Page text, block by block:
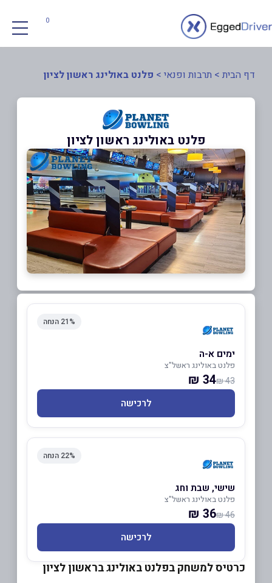
0
דף הבית > תרבות ופנאי > פלנט באולינג ראשון לציון
פלנט באולינג ראשון לציון
21% הנחה
ימים א-ה
פלנט באולינג ראשל"צ
43 ₪
34 ₪
לרכישה
22% הנחה
שישי, שבת וחג
פלנט באולינג ראשל"צ
46 ₪
36 ₪
לרכישה
כרטיס למשחק בפלנט באולינג בראשון לציון